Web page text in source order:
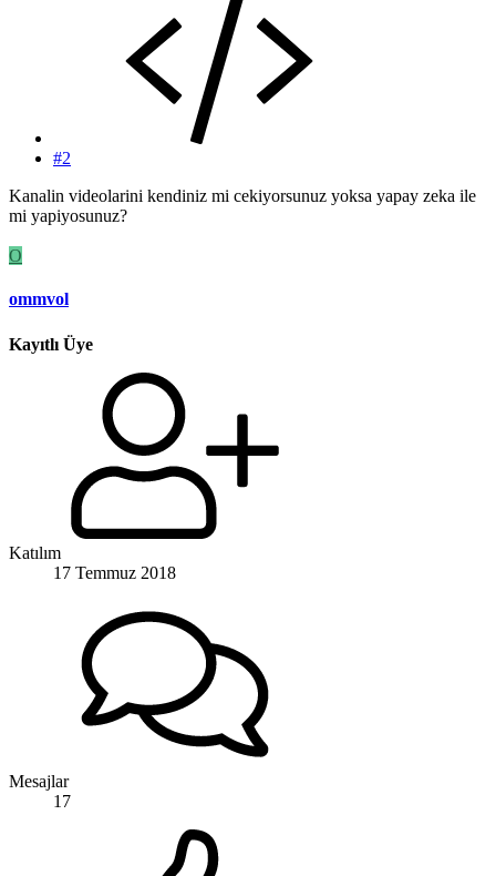
#2
Kanalin videolarini kendiniz mi cekiyorsunuz yoksa yapay zeka ile
mi yapiyosunuz?
O
ommvol
Kayıtlı Üye
Katılım
17 Temmuz 2018
Mesajlar
17